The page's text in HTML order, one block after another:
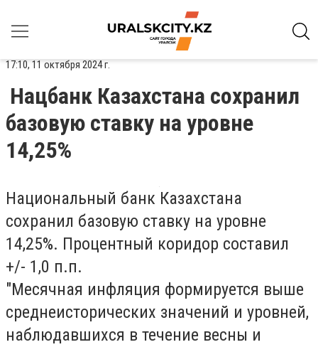
17:10, 11 октября 2024 г.
Нацбанк Казахстана сохранил
базовую ставку на уровне
14,25%
Национальный банк Казахстана
сохранил базовую ставку на уровне
14,25%. Процентный коридор составил
+/- 1,0 п.п.
"Месячная инфляция формируется выше
среднеисторических значений и уровней,
наблюдавшихся в течение весны и